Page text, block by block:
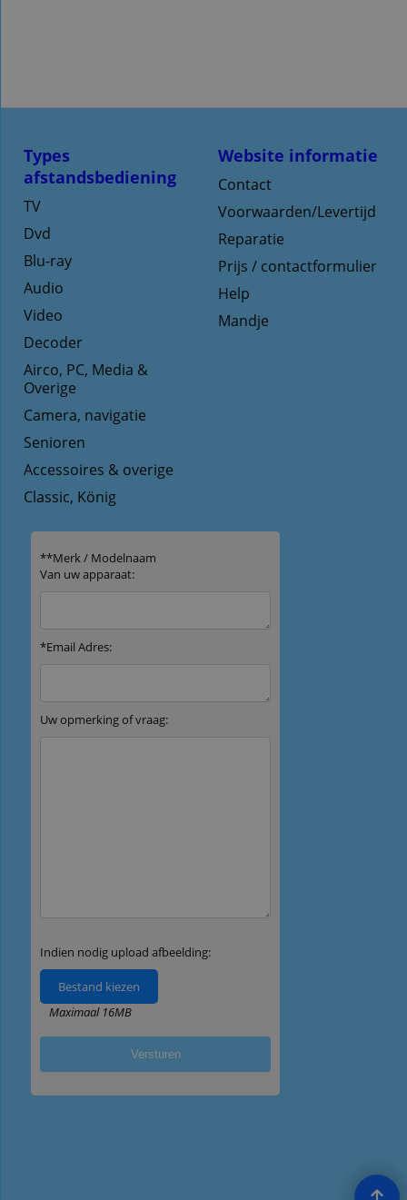
Website informatie
Contact
Voorwaarden/Levertijd
Reparatie
Prijs / contactformulier
Help
Mandje
Types
afstandsbediening
TV
Dvd
Blu-ray
Audio
Video
Decoder
Airco, PC, Media &
Overige
Camera, navigatie
Senioren
Accessoires & overige
Classic, König